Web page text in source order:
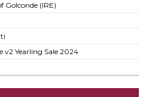
Golconde (IRE)
v2 Yearling Sale 2024